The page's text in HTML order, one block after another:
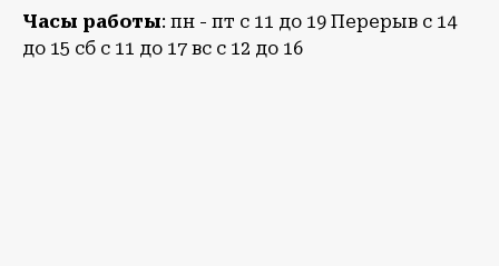
Часы работы: пн - пт с 11 до 19 Перерыв с 14
до 15 сб с 11 до 17 вс с 12 до 16